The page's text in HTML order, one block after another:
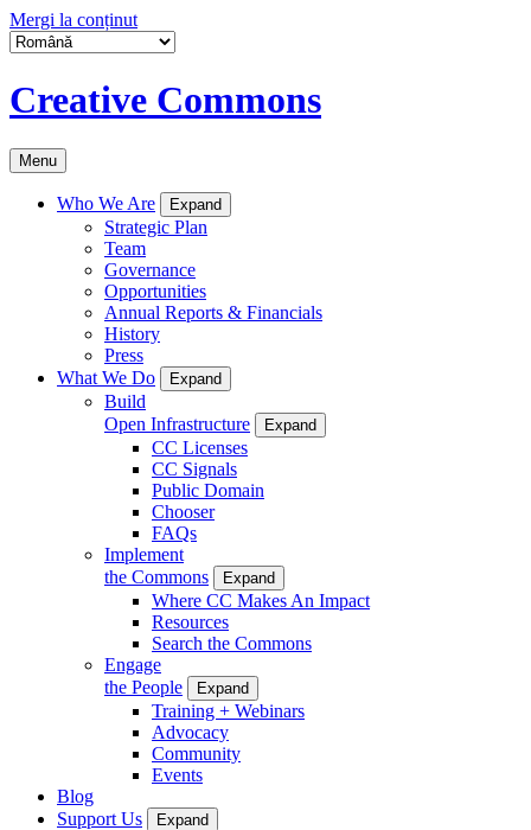
Mergi la conținut
Creative Commons
Menu
Who We Are Expand
Strategic Plan
Team
Governance
Opportunities
Annual Reports & Financials
History
Press
What We Do
Expand
Build
Open Infrastructure
Expand
CC Licenses
CC Signals
Public Domain
Chooser
FAQs
Implement
the Commons
Expand
Where CC Makes An Impact
Resources
Search the Commons
Engage
the People
Expand
Training + Webinars
Advocacy
Community
Events
Blog
Support Us
Expand